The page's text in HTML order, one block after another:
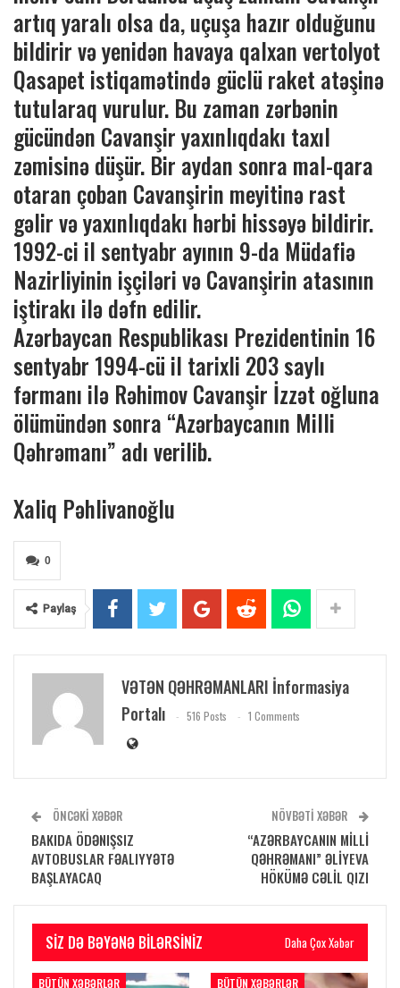
artıq yaralı olsa da, uçuşa hazır olduğunu
bildirir və yenidən havaya qalxan vertolyot
Qasapet istiqamətində güclü raket atəşinə
tutularaq vurulur. Bu zaman zərbənin
gücündən Cavanşir yaxınlıqdakı taxıl
zəmisinə düşür. Bir aydan sonra mal-qara
otaran çoban Cavanşirin meyitinə rast
gəlir və yaxınlıqdakı hərbi hissəyə bildirir.
1992-ci il sentyabr ayının 9-da Müdafiə
Nazirliyinin işçiləri və Cavanşirin atasının
iştirakı ilə dəfn edilir.
Azərbaycan Respublikası Prezidentinin 16
sentyabr 1994-cü il tarixli 203 saylı
fərmanı ilə Rəhimov Cavanşir İzzət oğluna
ölümündən sonra “Azərbaycanın Milli
Qəhrəmanı” adı verilib.
Xaliq Pəhlivanoğlu
0
Paylaş
VƏTƏN QƏHRƏMANLARI İnformasiya
Portalı
516 Posts 1 Comments
ÖNCƏKI XƏBƏR
BAKIDA ÖDƏNIŞSIZ
AVTOBUSLAR FƏALIYYƏTƏ
BAŞLAYACAQ
NÖVBƏTI XƏBƏR
“AZƏRBAYCANIN MİLLİ
QƏHRƏMANI” ƏLİYEVA
HÖKÜMƏ CƏLİL QIZI
SIZ DƏ BƏYƏNƏ BILƏRSINIZ Daha Çox Xəbər
BÜTÜN XƏBƏRLƏR BÜTÜN XƏBƏRLƏR